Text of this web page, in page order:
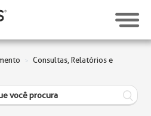
Consultas, Relatórios e